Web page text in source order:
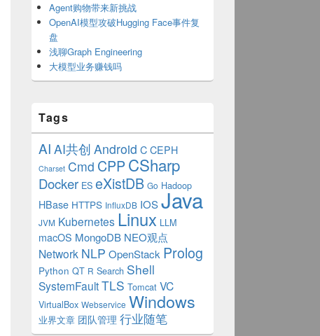
Agent购物带来新挑战
OpenAI模型攻破Hugging Face事件复
盘
浅聊Graph Engineering
大模型业务赚钱吗
Tags
AI AI共创 Android C CEPH
Charset Cmd CPP CSharp
Docker ES eXistDB Go Hadoop
HBase HTTPS InfluxDB IOSJava
JVM Kubernetes Linux LLM
macOS MongoDB NEO观点
Network NLP OpenStack Prolog
Python QT R Search Shell
SystemFaultTLS Tomcat VC
VirtualBox Webservice Windows
业界文章 团队管理 行业随笔